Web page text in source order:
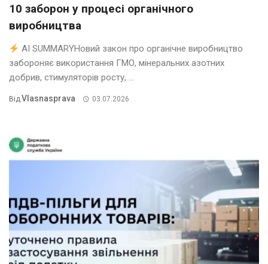
10 заборон у процесі органічного
виробництва
AI SUMMARYНовий закон про органічне виробництво
забороняє використання ГМО, мінеральних азотних
добрив, стимуляторів росту, ...
ВідVlasnasprava 03.07.2026